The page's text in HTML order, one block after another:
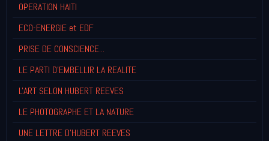
OPERATION HAITI
ECO-ENERGIE et EDF
PRISE DE CONSCIENCE...
LE PARTI D'EMBELLIR LA REALITE
L'ART SELON HUBERT REEVES
LE PHOTOGRAPHE ET LA NATURE
UNE LETTRE D'HUBERT REEVES